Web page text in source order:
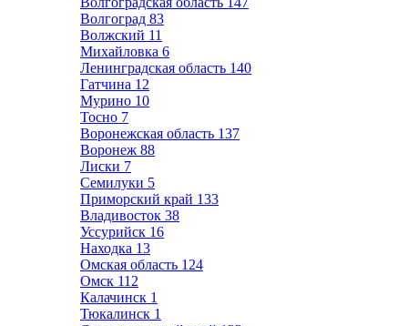
Волгоград 83
Волжский 11
Михайловка 6
Ленинградская область 140
Гатчина 12
Мурино 10
Тосно 7
Воронежская область 137
Воронеж 88
Лиски 7
Семилуки 5
Приморский край 133
Владивосток 38
Уссурийск 16
Находка 13
Омская область 124
Омск 112
Калачинск 1
Тюкалинск 1